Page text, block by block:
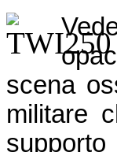
scena
militare